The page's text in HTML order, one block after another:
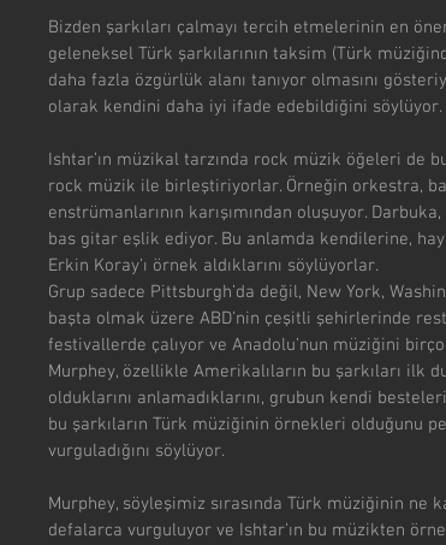
Bizden şarkıları çalmayı tercih etmelerinin en
geleneksel Türk şarkılarının taksim (Türk
daha fazla özgürlük alanı tanıyor olmasını
olarak kendini daha iyi ifade edebildiğini söylüyor.
Ishtar’ın müzikal tarzında rock müzik öğeleri de
rock müzik ile birleştiriyorlar. Örneğin orkestra,
enstrümanlarının karışımından oluşuyor.
bas gitar eşlik ediyor. Bu anlamda kendilerine,
Erkin Koray’ı örnek aldıklarını söylüyorlar.
Grup sadece Pittsburgh’da değil, New York,
başta olmak üzere ABD’nin çeşitli şehirlerinde
festivallerde çalıyor ve Anadolu’nun müziğini
Murphey, özellikle Amerikalıların bu şarkıları ilk
olduklarını anlamadıklarını, grubun kendi
bu şarkıların Türk müziğinin örnekleri olduğunu
vurguladığını söylüyor.
Murphey, söyleşimiz sırasında Türk müziğinin ne
defalarca vurguluyor ve Ishtar’ın bu müzikten